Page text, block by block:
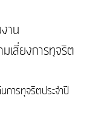
าน
เสี่ยงการทุจริต
การทุจริตประจำปี